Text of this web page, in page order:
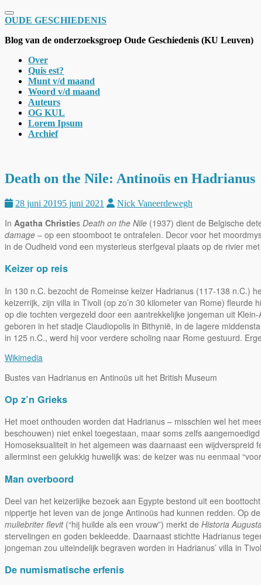
Schakel navigatie
OUDE GESCHIEDENIS
Blog van de onderzoeksgroep Oude Geschiedenis (KU Leuven)
Over
Quis est?
Munt v/d maand
Woord v/d maand
Auteurs
OG KUL
Lorem Ipsum
Archief
Death on the Nile: Antinoüs en Hadrianus
28 juni 20195 juni 2021 Nick Vaneerdewegh
In Agatha Christies Death on the Nile (1937) dient de Belgische
damage – op een stoomboot te ontrafelen. Decor voor het
in de Oudheid vond een mysterieus sterfgeval plaats op de rivier
Keizer op reis
In 130 n.C. bezocht de Romeinse keizer Hadrianus (117-138 n.C.)
keizerrijk, zijn villa in Tivoli (op zo’n 30 kilometer van Rome)
op die tochten vergezeld door een aantrekkelijke jongeman uit
geboren in het stadje Claudiopolis in Bithynië, in de lagere
in 125 n.C., werd hij voor verdere scholing naar Rome gestuurd.
Wikimedia
Bustes van Hadrianus en Antinoüs uit het British Museum
Op z’n Grieks
Het moet onthouden worden dat Hadrianus – misschien wel het
beschouwen) niet enkel toegestaan, maar soms zelfs
Homoseksualiteit in het algemeen was daarnaast een
allerminst een gelukkig huwelijk was: de keizer was nu eenmaal
Man overboord
Deel van het keizerlijke bezoek aan Egypte bestond uit een
nippertje het leven van de jonge Antinoüs had kunnen redden. Op
muliebriter flevit(“hij huilde als een vrouw”) merkt de Historia
stervelingen en goden bekleedde. Daarnaast stichtte Hadrianus
jongeman zou uiteindelijk begraven worden in Hadrianus’ villa in
De numismatische erfenis